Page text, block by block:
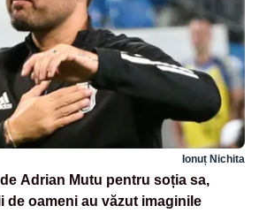
Ionuț Nichita
Adrian Mutu pentru soția sa,
de oameni au văzut imaginile